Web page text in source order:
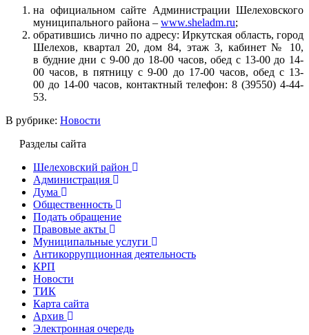
на официальном сайте Администрации Шелеховского
муниципального района – www.sheladm.ru;
обратившись лично по адресу: Иркутская область, город
Шелехов, квартал 20, дом 84, этаж 3, кабинет № 10,
в будние дни с 9-00 до 18-00 часов, обед с 13-00 до 14-
00 часов, в пятницу с 9-00 до 17-00 часов, обед с 13-
00 до 14-00 часов, контактный телефон: 8 (39550) 4-44-
53.
В рубрике: Новости
Разделы сайта
Шелеховский район
Администрация
Дума
Общественность
Подать обращение
Правовые акты
Муниципальные услуги
Антикоррупционная деятельность
КРП
Новости
ТИК
Карта сайта
Архив
Электронная очередь